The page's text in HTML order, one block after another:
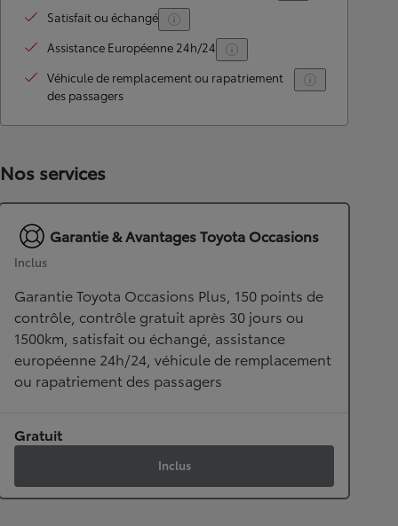
Satisfait ou échangé
Assistance Européenne 24h/24
Véhicule de remplacement ou rapatriement
des passagers
Nos services
Garantie & Avantages Toyota Occasions
Inclus
Garantie Toyota Occasions Plus, 150 points de
contrôle, contrôle gratuit après 30 jours ou
1500km, satisfait ou échangé, assistance
européenne 24h/24, véhicule de remplacement
ou rapatriement des passagers
Gratuit
Inclus